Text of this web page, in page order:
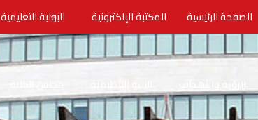
الصفحة الرئيسية المكتبة الإلكترونية البوابة التعليمية